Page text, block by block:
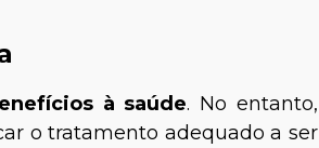
à saúde. No entanto,
o tratamento adequado a ser